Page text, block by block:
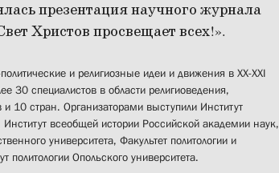
презентация научного журнала
Христов просвещает всех!».
и религиозные идеи и движения в XX-XXI
30 специалистов в области религиоведения,
10 стран. Организаторами выступили Институт
всеобщей истории Российской академии наук,
университета, Факультет политологии и
политологии Опольского университета.